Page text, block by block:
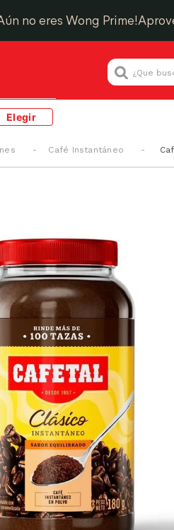
no eres Wong Prime!
¿Que
Elegir
Café Instantáneo